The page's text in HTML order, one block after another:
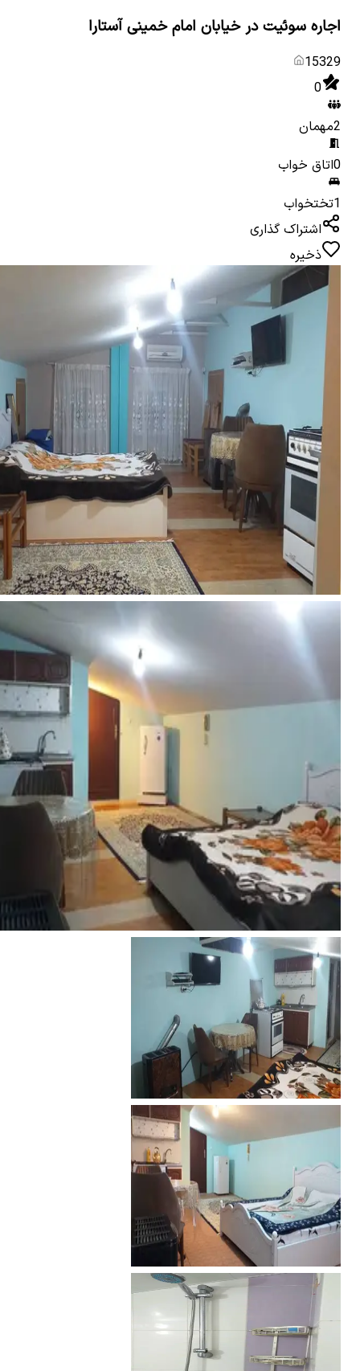
اجاره سوئیت در خیابان امام خمینی آستارا
15329
0
2مهمان
0اتاق خواب
1تختخواب
اشتراک گذاری
ذخیره